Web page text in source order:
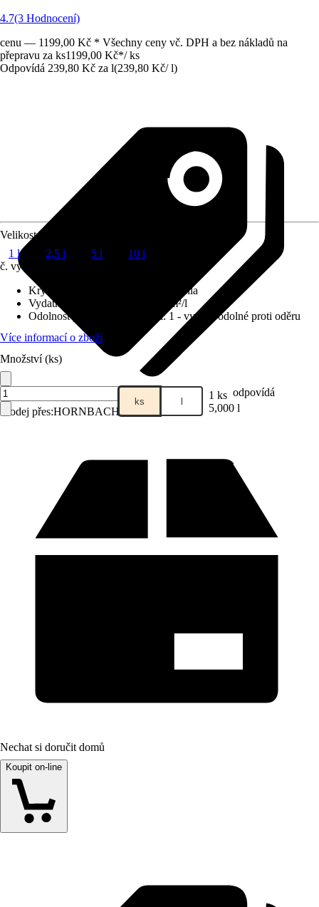
4.7(3 Hodnocení)
cenu — 1199,00 Kč * Všechny ceny vč. DPH a bez nákladů na
přepravu za ks1199,00 Kč*/ ks
Odpovídá 239,80 Kč za l(239,80 Kč/ l)
Prodej přes:HORNBACH
Velikost balení
1 l
2,5 l 5 l
10 l
č. výrobku
Krycí schopnost
2 - vysoká krycí síla
Vydatnost při jednom nátěru
6 m²/l
Odolnost proti otěru za mokra:1 - vysoce odolné proti oděru
Více informací o zboží
Množství (ks)
ks l 1 ks odpovídá
5,000 l
Nechat si doručit domů
Koupit on-line